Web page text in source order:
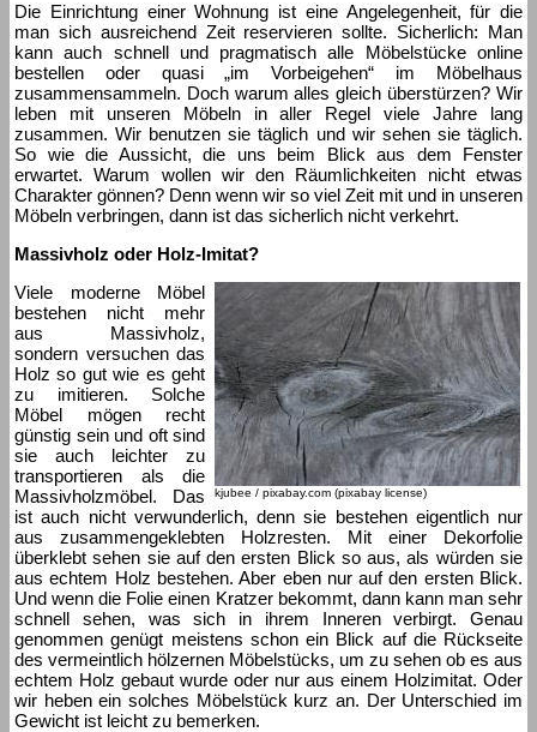
Die Einrichtung einer Wohnung ist eine Angelegenheit, für die
man sich ausreichend Zeit reservieren sollte. Sicherlich: Man
kann auch schnell und pragmatisch alle Möbelstücke online
bestellen oder quasi „im Vorbeigehen“ im Möbelhaus
zusammensammeln. Doch warum alles gleich überstürzen? Wir
leben mit unseren Möbeln in aller Regel viele Jahre lang
zusammen. Wir benutzen sie täglich und wir sehen sie täglich.
So wie die Aussicht, die uns beim Blick aus dem Fenster
erwartet. Warum wollen wir den Räumlichkeiten nicht etwas
Charakter gönnen? Denn wenn wir so viel Zeit mit und in unseren
Möbeln verbringen, dann ist das sicherlich nicht verkehrt.
Massivholz oder Holz-Imitat?
kjubee / pixabay.com (pixabay license)
Viele moderne Möbel
bestehen nicht mehr
aus Massivholz,
sondern versuchen das
Holz so gut wie es geht
zu imitieren. Solche
Möbel mögen recht
günstig sein und oft sind
sie auch leichter zu
transportieren als die
Massivholzmöbel. Das
ist auch nicht verwunderlich, denn sie bestehen eigentlich nur
aus zusammengeklebten Holzresten. Mit einer Dekorfolie
überklebt sehen sie auf den ersten Blick so aus, als würden sie
aus echtem Holz bestehen. Aber eben nur auf den ersten Blick.
Und wenn die Folie einen Kratzer bekommt, dann kann man sehr
schnell sehen, was sich in ihrem Inneren verbirgt. Genau
genommen genügt meistens schon ein Blick auf die Rückseite
des vermeintlich hölzernen Möbelstücks, um zu sehen ob es aus
echtem Holz gebaut wurde oder nur aus einem Holzimitat. Oder
wir heben ein solches Möbelstück kurz an. Der Unterschied im
Gewicht ist leicht zu bemerken.